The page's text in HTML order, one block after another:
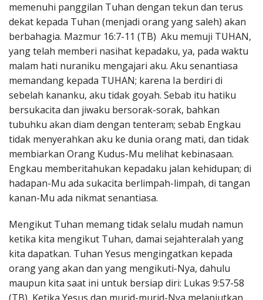
memenuhi panggilan Tuhan dengan tekun dan terus
dekat kepada Tuhan (menjadi orang yang saleh) akan
berbahagia. Mazmur 16:7-11 (TB) Aku memuji TUHAN,
yang telah memberi nasihat kepadaku, ya, pada waktu
malam hati nuraniku mengajari aku. Aku senantiasa
memandang kepada TUHAN; karena Ia berdiri di
sebelah kananku, aku tidak goyah. Sebab itu hatiku
bersukacita dan jiwaku bersorak-sorak, bahkan
tubuhku akan diam dengan tenteram; sebab Engkau
tidak menyerahkan aku ke dunia orang mati, dan tidak
membiarkan Orang Kudus-Mu melihat kebinasaan.
Engkau memberitahukan kepadaku jalan kehidupan; di
hadapan-Mu ada sukacita berlimpah-limpah, di tangan
kanan-Mu ada nikmat senantiasa.
Mengikut Tuhan memang tidak selalu mudah namun
ketika kita mengikut Tuhan, damai sejahteralah yang
kita dapatkan. Tuhan Yesus mengingatkan kepada
orang yang akan dan yang mengikuti-Nya, dahulu
maupun kita saat ini untuk bersiap diri: Lukas 9:57-58